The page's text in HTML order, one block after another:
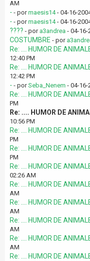
AM
- - pormaesis14- 04-16-
- - pormaesis14- 04-16-
???? - por a3andrea - 04-16-
COSTUMBRE - por
Re: .... HUMOR DE
12:40 PM
Re: .... HUMOR DE
12:42 PM
- - porSeba_Nenem - 04-16-
Re: .... HUMOR DE
PM
Re: .... HUMOR DE
10:56 PM
Re: .... HUMOR DE
PM
Re: .... HUMOR DE
PM
Re: .... HUMOR DE
02:26 AM
Re: .... HUMOR DE
AM
Re: .... HUMOR DE
AM
Re: .... HUMOR DE
AM
Re: .... HUMOR DE
AM
Re: .... HUMOR DE